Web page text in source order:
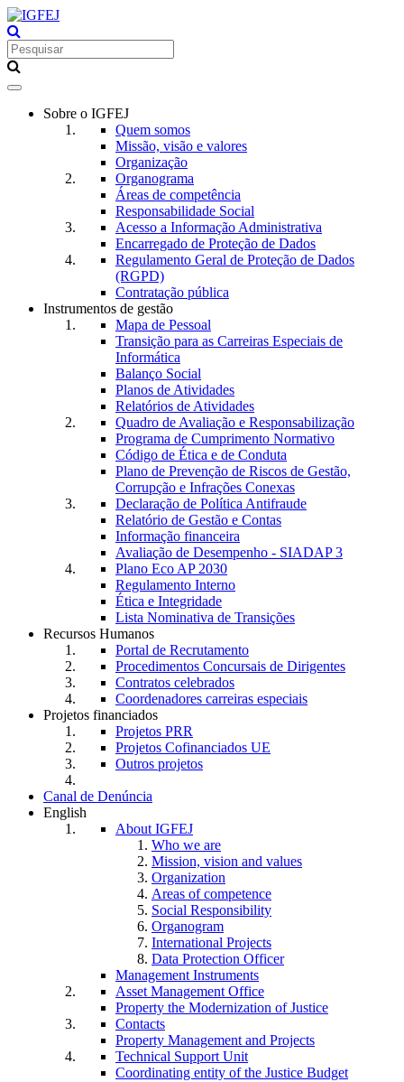
Toggle
navigationSobre o IGFEJ
Quem somos
Missão, visão e valores
Organização
Organograma
Áreas de competência
Responsabilidade Social
Acesso a Informação Administrativa
Encarregado de Proteção de Dados
Regulamento Geral de Proteção de Dados
(RGPD)
Contratação pública
Instrumentos de gestão
Mapa de Pessoal
Transição para as Carreiras Especiais de
Informática
Balanço Social
Planos de Atividades
Relatórios de Atividades
Quadro de Avaliação e Responsabilização
Programa de Cumprimento Normativo
Código de Ética e de Conduta
Plano de Prevenção de Riscos de Gestão,
Corrupção e Infrações Conexas
Declaração de Política Antifraude
Relatório de Gestão e Contas
Informação financeira
Avaliação de Desempenho - SIADAP 3
Plano Eco AP 2030
Regulamento Interno
Ética e Integridade
Lista Nominativa de Transições
Recursos Humanos
Portal de Recrutamento
Procedimentos Concursais de Dirigentes
Contratos celebrados
Coordenadores carreiras especiais
Projetos financiados
Projetos PRR
Projetos Cofinanciados UE
Outros projetos
Canal de Denúncia
English
About IGFEJ
Who we are
Mission, vision and values
Organization
Areas of competence
Social Responsibility
Organogram
International Projects
Data Protection Officer
Management Instruments
Asset Management Office
Property the Modernization of Justice
Contacts
Property Management and Projects
Technical Support Unit
Coordinating entity of the Justice Budget